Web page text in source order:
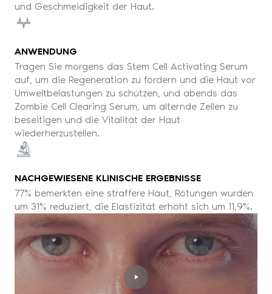
und Geschmeidigkeit der Haut.
ANWENDUNG
Tragen Sie morgens das Stem Cell Activating Serum
auf, um die Regeneration zu fördern und die Haut vor
Umweltbelastungen zu schützen, und abends das
Zombie Cell Clearing Serum, um alternde Zellen zu
beseitigen und die Vitalität der Haut
wiederherzustellen.
NACHGEWIESENE KLINISCHE ERGEBNISSE
77% bemerkten eine straffere Haut, Rötungen wurden
um 31% reduziert, die Elastizität erhöht sich um 11,9%.